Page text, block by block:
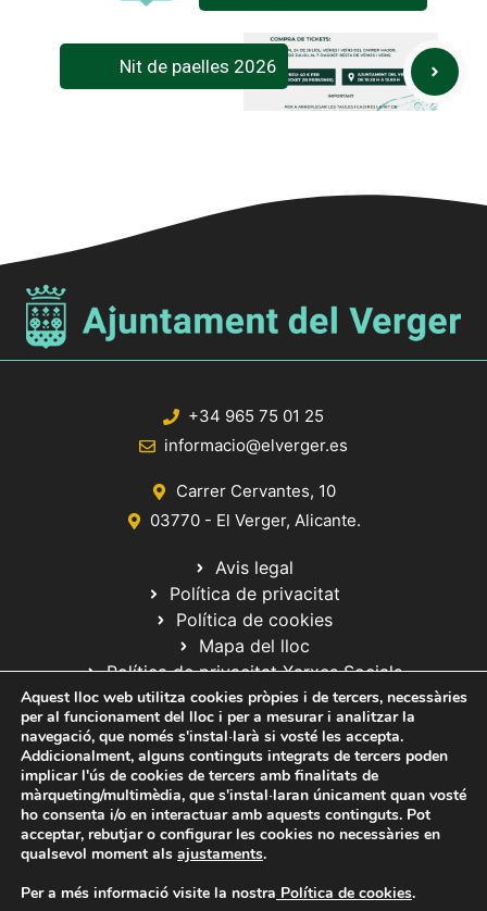
Nit de paelles 2026
+34 965 75 01 25
informacio@elverger.es
Carrer Cervantes, 10
03770 - El Verger, Alicante.
Avis legal
Política de privacitat
Política de cookies
Mapa del lloc
Política de privacitat Xarxes Socials
© 2020 Web desarrollada por el Servicio de Informática de Diputación
de Alicante
Aquest lloc web utilitza cookies pròpies i de tercers, necessàries
per al funcionament del lloc i per a mesurar i analitzar la
navegació, que només s'instal·larà si vosté les accepta.
Addicionalment, alguns continguts integrats de tercers poden
implicar l'ús de cookies de tercers amb finalitats de
màrqueting/multimèdia, que s'instal·laran únicament quan vosté
ho consenta i/o en interactuar amb aquests continguts. Pot
acceptar, rebutjar o configurar les cookies no necessàries en
qualsevol moment als ajustaments.
Per a més informació visite la nostra Política de cookies.